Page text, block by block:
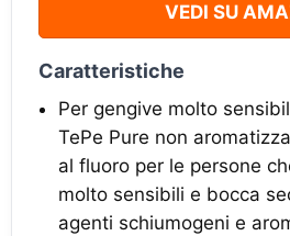
VEDI SU
Caratteristiche
Per gengive molto
TePe Pure non
al fluoro per le persone
molto sensibili e bocca
agenti schiumogeni e